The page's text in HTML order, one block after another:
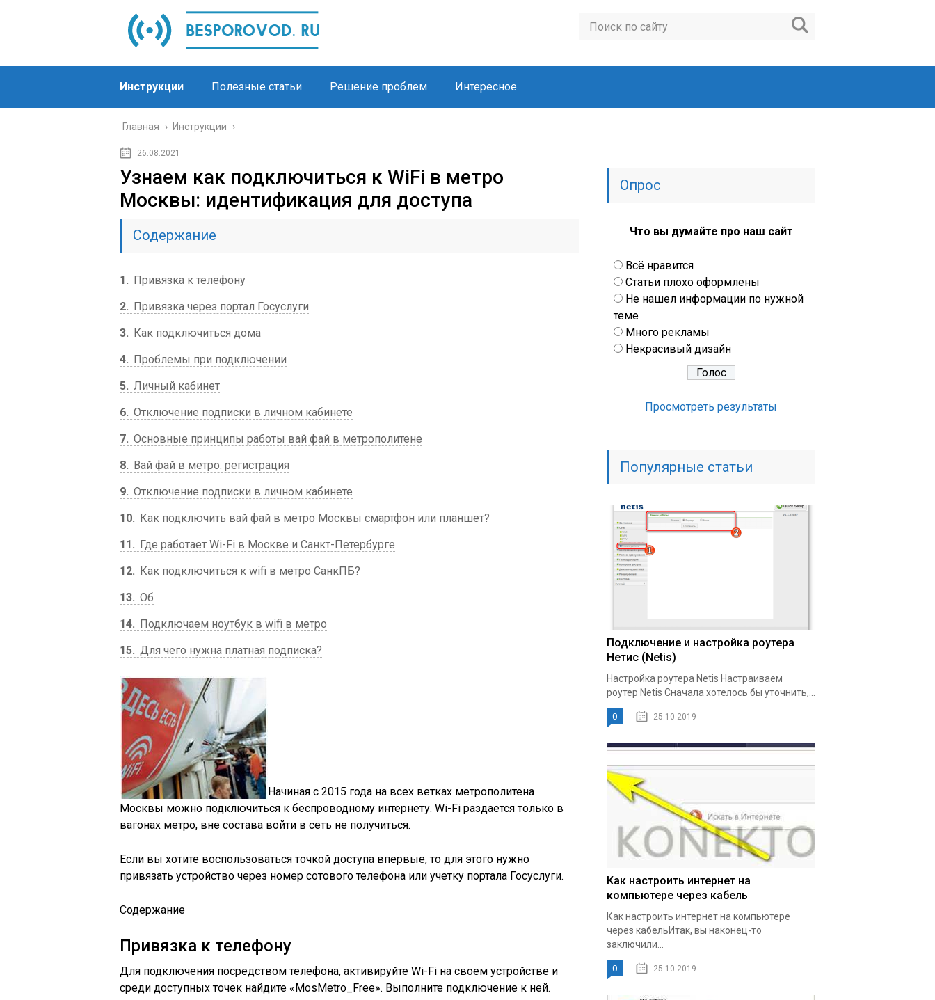
Инструкции Полезные статьи Решение проблем Интересное
Главная › Инструкции ›
26.08.2021
Узнаем как подключиться к WiFi в метро
Москвы: идентификация для доступа
Содержание
1
Привязка к телефону
2
Привязка через портал Госуслуги
3
Как подключиться дома
4
Проблемы при подключении
5 Личный кабинет
6 Отключение подписки в личном кабинете
7 Основные принципы работы вай фай в метрополитене
8
Вай фай в метро: регистрация
9 Отключение подписки в личном кабинете
10
Как подключить вай фай в метро Москвы смартфон или планшет?
11
Где работает Wi-Fi в Москве и Санкт-Петербурге
12
Как подключиться к wifi в метро СанкПБ?
13 Об
14
Подключаем ноутбук в wifi в метро
15 Для чего нужна платная подписка?
Начиная с 2015 года на всех ветках метрополитена
Москвы можно подключиться к беспроводному интернету. Wi-Fi раздается только в
вагонах метро, вне состава войти в сеть не получиться.
Если вы хотите воспользоваться точкой доступа впервые, то для этого нужно
привязать устройство через номер сотового телефона или учетку портала Госуслуги.
Содержание
Привязка к телефону
Для подключения посредством телефона, активируйте Wi-Fi на своем устройстве и
среди доступных точек найдите «MosMetro_Free». Выполните подключение к ней.
Опрос
Что вы думайте про наш сайт
Всё нравится
Статьи плохо оформлены
Не нашел информации по нужной
теме
Много рекламы
Некрасивый дизайн
Просмотреть результаты
Популярные статьи
Подключение и настройка роутера
Нетис (Netis)
Настройка роутера Netis Настраиваем
роутер Netis Сначала хотелось бы уточнить,...
0 25.10.2019
Как настроить интернет на
компьютере через кабель
Как настроить интернет на компьютере
через кабельИтак, вы наконец-то
заключили...
0 25.10.2019